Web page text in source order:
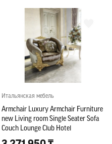
Итальянская мебель
Armchair Luxury Armchair Furniture
new Living room Single Seater Sofa
Couch Lounge Club Hotel